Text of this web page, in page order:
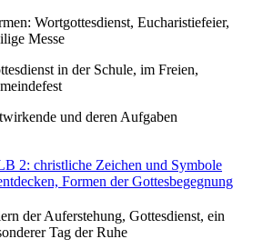
Wortgottesdienst, Eucharistiefeier,
Messe
in der Schule, im Freien,
und deren Aufgaben
2: christliche Zeichen und Symbole
Formen der Gottesbegegnung
der Auferstehung, Gottesdienst, ein
Tag der Ruhe